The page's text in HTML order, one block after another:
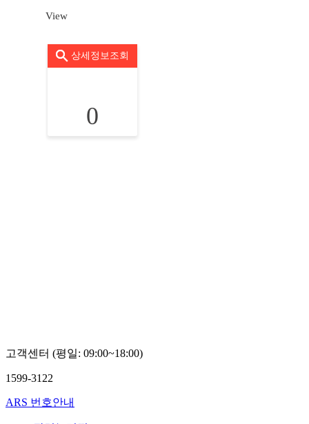
View
상세정보조회
0
고객센터 (평일: 09:00~18:00)
1599-3122
ARS 번호안내